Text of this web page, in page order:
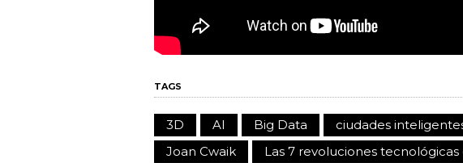
TAGS
3D AI Big Data ciudades
Joan Cwaik
Las 7 revoluciones